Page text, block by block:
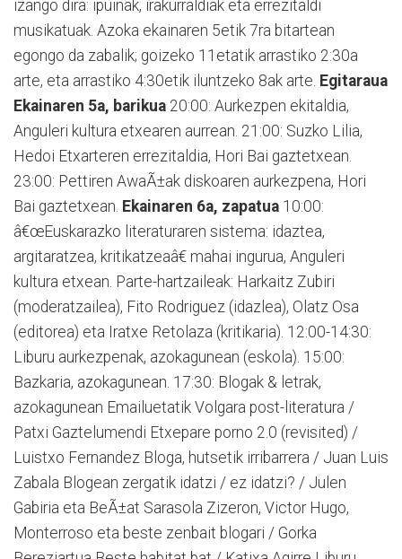
izango dira: ipuinak, irakurraldiak eta errezitaldi
musikatuak. Azoka ekainaren 5etik 7ra bitartean
egongo da zabalik; goizeko 11etatik arrastiko 2:30a
arte, eta arrastiko 4:30etik iluntzeko 8ak arte. Egitaraua
Ekainaren 5a, barikua 20:00: Aurkezpen ekitaldia,
Anguleri kultura etxearen aurrean. 21:00: Suzko Lilia,
Hedoi Etxarteren errezitaldia, Hori Bai gaztetxean.
23:00: Pettiren AwaÃ±ak diskoaren aurkezpena, Hori
Bai gaztetxean. Ekainaren 6a, zapatua 10:00:
â€œEuskarazko literaturaren sistema: idaztea,
argitaratzea, kritikatzeaâ€ mahai ingurua, Anguleri
kultura etxean. Parte-hartzaileak: Harkaitz Zubiri
(moderatzailea), Fito Rodriguez (idazlea), Olatz Osa
(editorea) eta Iratxe Retolaza (kritikaria). 12:00-14:30:
Liburu aurkezpenak, azokagunean (eskola). 15:00:
Bazkaria, azokagunean. 17:30: Blogak & letrak,
azokagunean Emailuetatik Volgara post-literatura /
Patxi Gaztelumendi Etxepare porno 2.0 (revisited) /
Luistxo Fernandez Bloga, hutsetik irribarrera / Juan Luis
Zabala Blogean zergatik idatzi / ez idatzi? / Julen
Gabiria eta BeÃ±at Sarasola Zizeron, Victor Hugo,
Monterroso eta beste zenbait blogari / Gorka